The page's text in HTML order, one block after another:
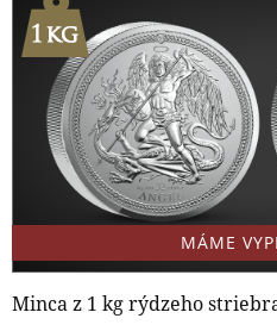
MÁME
Minca z 1 kg rýdzeho